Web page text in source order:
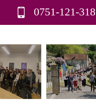
0751-121-318